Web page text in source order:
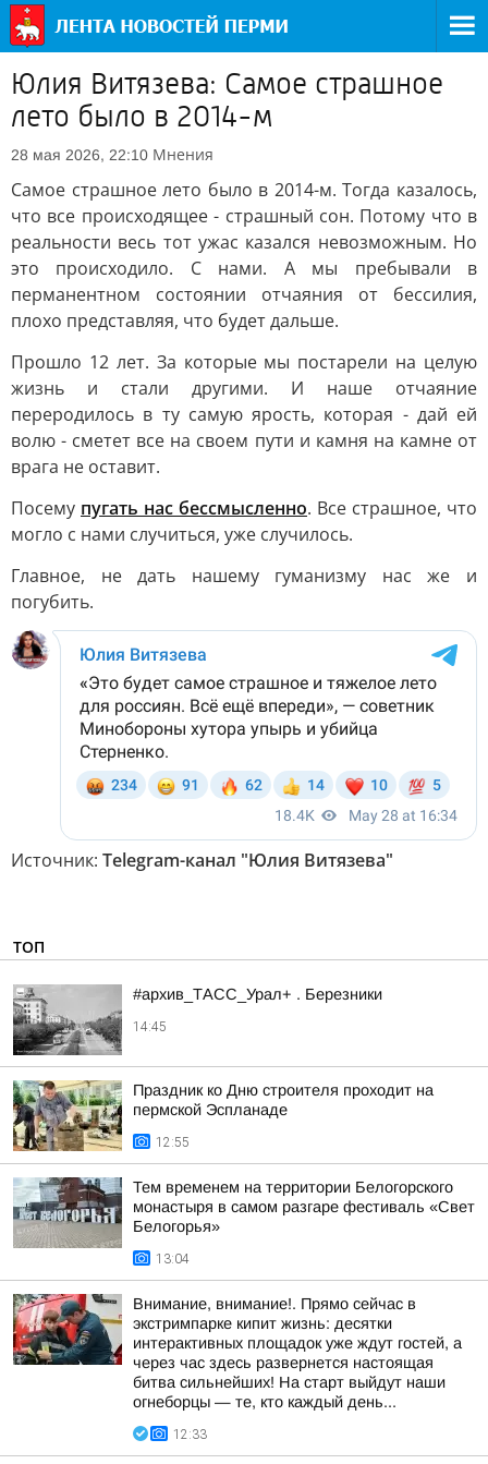
Юлия Витязева: Самое страшное
лето было в 2014-м
28 мая 2026, 22:10 Мнения
Самое страшное лето было в 2014-м. Тогда казалось,
что все происходящее - страшный сон. Потому что в
реальности весь тот ужас казался невозможным. Но
это происходило. С нами. А мы пребывали в
перманентном состоянии отчаяния от бессилия,
плохо представляя, что будет дальше.
Прошло 12 лет. За которые мы постарели на целую
жизнь и стали другими. И наше отчаяние
переродилось в ту самую ярость, которая - дай ей
волю - сметет все на своем пути и камня на камне от
врага не оставит.
Посему пугать нас бессмысленно. Все страшное, что
могло с нами случиться, уже случилось.
Главное, не дать нашему гуманизму нас же и
погубить.
Источник: Telegram-канал "Юлия Витязева"
ТОП
#архив_ТАСС_Урал+ . Березники
14:45
Праздник ко Дню строителя проходит на
пермской Эспланаде
12:55
Тем временем на территории Белогорского
монастыря в самом разгаре фестиваль «Свет
Белогорья»
13:04
Внимание, внимание!. Прямо сейчас в
экстримпарке кипит жизнь: десятки
интерактивных площадок уже ждут гостей, а
через час здесь развернется настоящая
битва сильнейших! На старт выйдут наши
огнеборцы — те, кто каждый день...
12:33